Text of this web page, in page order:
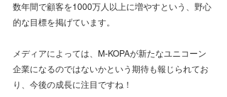
数年間で顧客を1000万人以上に増やすという、野心
的な目標を掲げています。
メディアによっては、M-KOPAが新たなユニコーン
企業になるのではないかという期待も報じられてお
り、今後の成長に注目ですね！